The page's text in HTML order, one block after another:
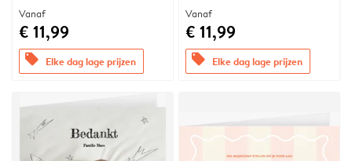
Vanaf
€ 11,99
offers Elke dag lage prijzen
Vanaf
€ 11,99
offers Elke dag lage prijzen